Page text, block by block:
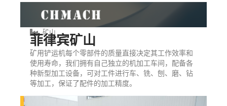
矿山
菲律宾矿山
矿用铲运机每个零部件的质量直接决定其工作效率和
使用寿命，我们拥有自己独立的机加工车间，配备各
种新型加工设备，可对工件进行车、铣、刨、磨、钻
等加工，保证了配件的加工精度。